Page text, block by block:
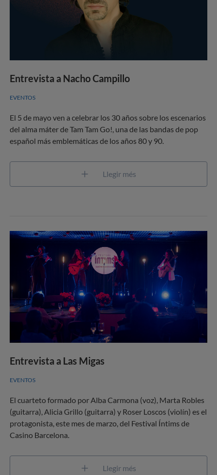
Entrevista a Nacho Campillo
EVENTOS
El 5 de mayo ven a celebrar los 30 años sobre los escenarios
del alma máter de Tam Tam Go!, una de las bandas de pop
español más emblemáticas de los años 80 y 90.
Llegir més
Entrevista a Las Migas
EVENTOS
El cuarteto formado por Alba Carmona (voz), Marta Robles
(guitarra), Alicia Grillo (guitarra) y Roser Loscos (violín) es el
protagonista, este mes de marzo, del Festival Íntims de
Casino Barcelona.
Llegir més